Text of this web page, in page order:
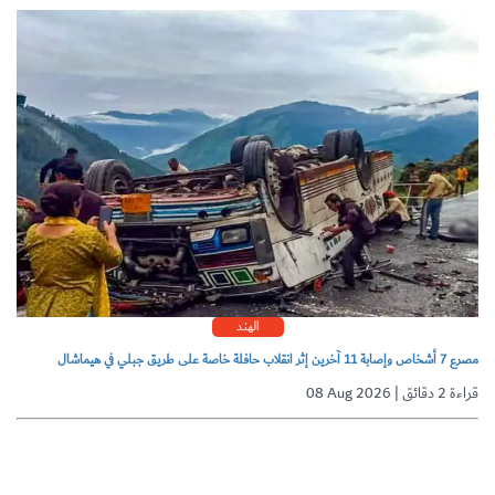
الهند
مصرع 7 أشخاص وإصابة 11 آخرين إثر انقلاب حافلة خاصة على طريق جبلي في هيماشال
08 Aug 2026 | قراءة 2 دقائق